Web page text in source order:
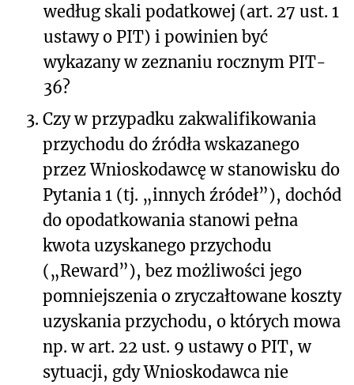
według skali podatkowej (art. 27 ust. 1
ustawy o PIT) i powinien być
wykazany w zeznaniu rocznym PIT-
36?
3. Czy w przypadku zakwalifikowania
przychodu do źródła wskazanego
przez Wnioskodawcę w stanowisku do
Pytania 1 (tj. „innych źródeł”), dochód
do opodatkowania stanowi pełna
kwota uzyskanego przychodu
(„Reward”), bez możliwości jego
pomniejszenia o zryczałtowane koszty
uzyskania przychodu, o których mowa
np. w art. 22 ust. 9 ustawy o PIT, w
sytuacji, gdy Wnioskodawca nie